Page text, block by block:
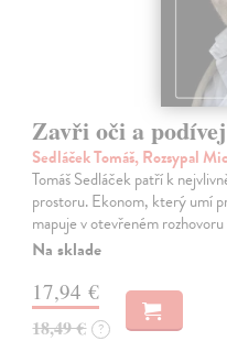
Zavři oči a
Sedláček Tomáš, Rozsypal
Tomáš Sedláček patří k
prostoru. Ekonom, který umí
mapuje v otevřeném
Na sklade
17,94 €
18,49 € ?